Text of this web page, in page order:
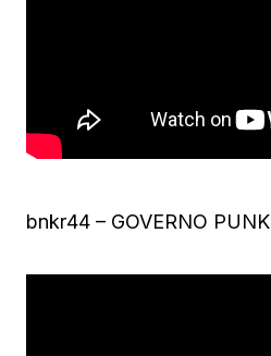
bnkr44 – GOVERNO PUNK